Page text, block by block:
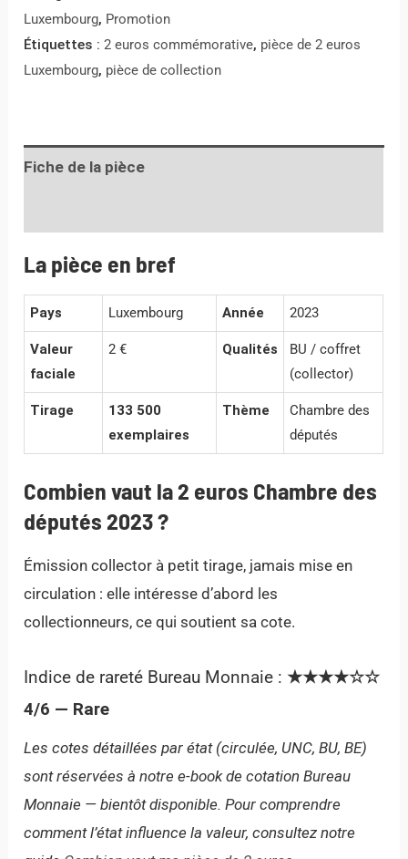
Luxembourg, Promotion
Étiquettes :2 euros commémorative, pièce de 2 euros
Luxembourg, pièce de collection
Fiche de la pièce
La pièce en bref
Pays Luxembourg Année 2023
Valeur
faciale
2 € Qualités
BU / coffret
(collector)
Tirage
133 500
exemplaires
Thème
Chambre des
députés
Combien vaut la 2 euros Chambre des
députés 2023 ?
Émission collector à petit tirage, jamais mise en
circulation : elle intéresse d’abord les
collectionneurs, ce qui soutient sa cote.
Indice de rareté Bureau Monnaie : ★★★★☆☆
4/6 — Rare
Les cotes détaillées par état (circulée, UNC, BU, BE)
sont réservées à notre e-book de cotation Bureau
Monnaie — bientôt disponible. Pour comprendre
comment l’état influence la valeur, consultez notre